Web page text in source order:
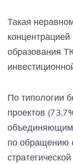
Такая
образования
По типологии
проектов
по обращению